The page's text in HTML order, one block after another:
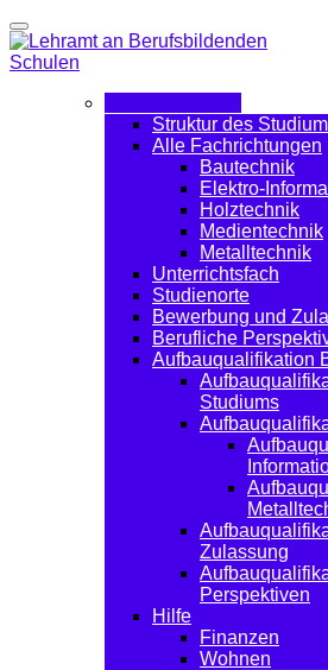
Struktur des
Alle Fachrichtungen
Bautechnik
Elektro-
Holztechnik
Medientechnik
Metalltechnik
Unterrichtsfach
Studienorte
Bewerbung und
Berufliche
Aufbauqualifikation
Studiums
Zulassung
Perspektiven
Hilfe
Finanzen
Wohnen